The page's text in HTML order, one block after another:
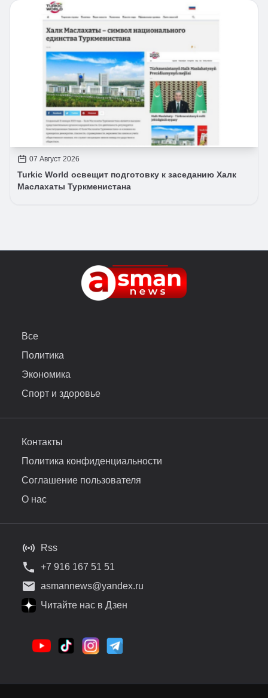
07 Август 2026
Turkic World освещит подготовку к заседанию Халк
Маслахаты Туркменистана
Все
Политика
Экономика
Спорт и здоровье
Контакты
Политика конфиденциальности
Соглашение пользователя
О нас
Rss
+7 916 167 51 51
asmannews@yandex.ru
Читайте нас в Дзен